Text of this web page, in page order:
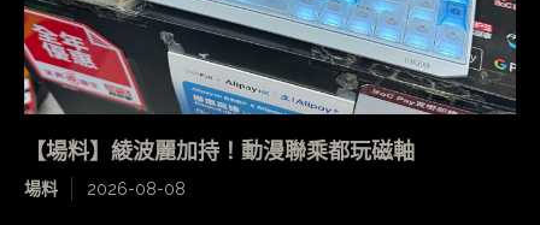
【場料】綾波麗加持！動漫聯乘都玩磁軸
場料 2026-08-08